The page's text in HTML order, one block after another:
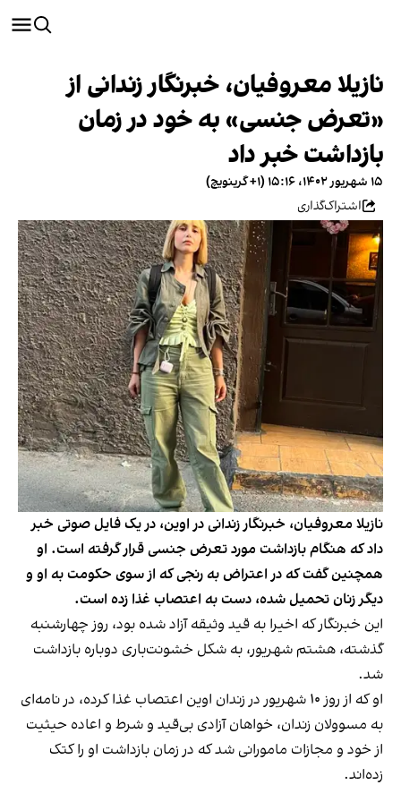
نازیلا معروفیان، خبرنگار زندانی از
«تعرض جنسی» به خود در زمان
بازداشت خبر داد
۱۵ شهریور ۱۴۰۲، ۱۵:۱۶ (‎+۱ گرینویچ)
اشتراک‌گذاری
نازیلا معروفیان، خبرنگار زندانی در اوین، در یک فایل صوتی خبر
داد که هنگام بازداشت مورد تعرض جنسی قرار گرفته است. او
همچنین گفت که در اعتراض به رنجی که از سوی حکومت به او و
دیگر زنان تحمیل شده، دست به اعتصاب غذا زده است.
این خبرنگار که اخیرا به قید وثیقه آزاد شده بود، روز چهارشنبه
گذشته، هشتم شهریور، به شکل خشونت‌باری دوباره بازداشت
شد.
او که از روز ۱۰ شهریور در زندان اوین ‫اعتصاب غذا کرده، در نامه‌ای
به مسوولان زندان، خواهان آزادی بی‌قید و شرط و اعاده حیثیت
از خود و مجازات مامورانی شد که در زمان بازداشت او را کتک
زده‌اند.